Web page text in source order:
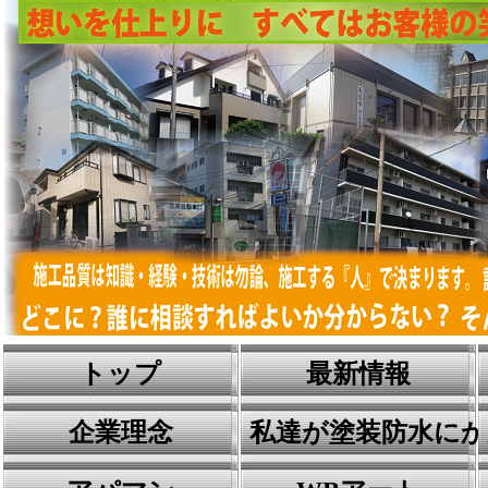
トップ 最新情報
企業理念 私達が塗装防水に